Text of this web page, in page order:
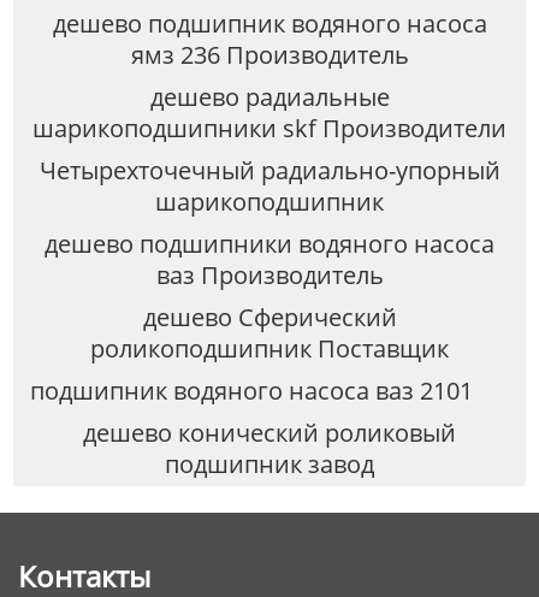
дешево подшипник водяного насоса
ямз 236 Производитель
дешево радиальные
шарикоподшипники skf Производители
Четырехточечный радиально-упорный
шарикоподшипник
дешево подшипники водяного насоса
ваз Производитель
дешево Сферический
роликоподшипник Поставщик
подшипник водяного насоса ваз 2101
дешево конический роликовый
подшипник завод
Контакты